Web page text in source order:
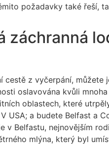
požadavky také řeší,
záchranná
z vyčerpání,
oslavována kvůli
oblastech, které
USA; a budete Belfast a
v Belfastu, nejnovějším
mlýna, který byl